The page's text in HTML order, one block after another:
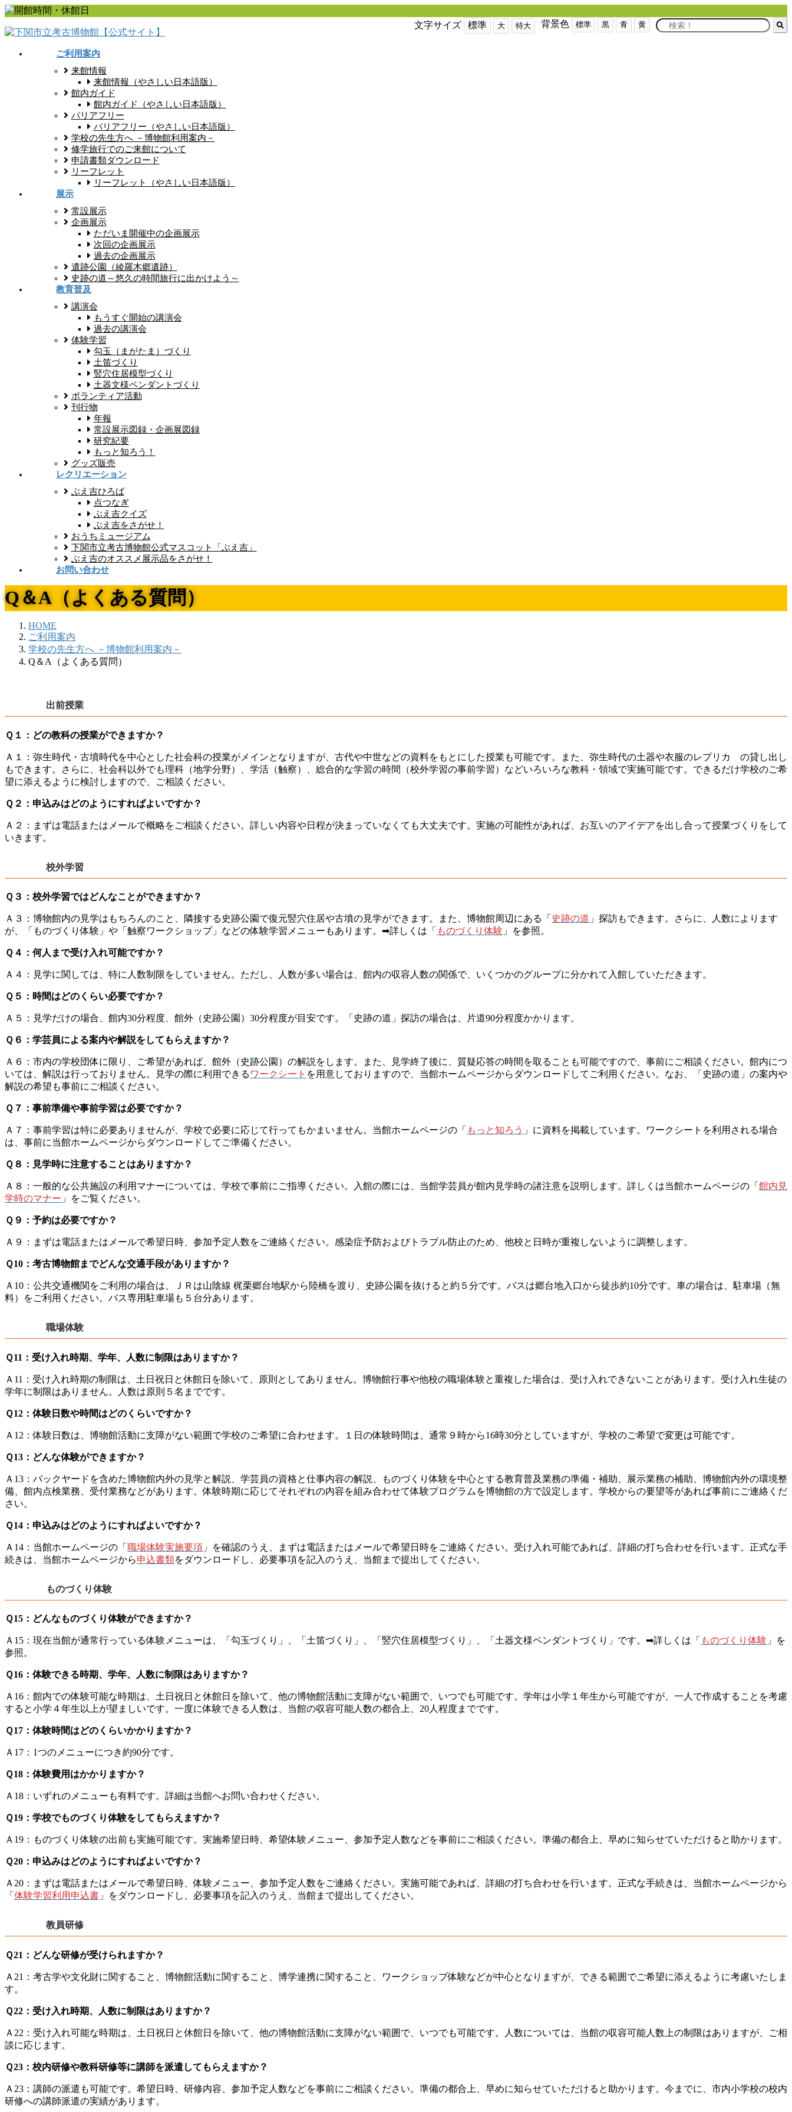
コ
テ
ナ
ゲ
背景色 標準 黒 青 黄
文字サイズ 標準 大 特大
ご利用案内
来館情報
来館情報（やさしい日本語版）
館内ガイド
館内ガイド（やさしい日本語版）
バリアフリー
バリアフリー（やさしい日本語版）
学校の先生方へ －博物館利用案内－
修学旅行でのご来館について
申請書類ダウンロード
リーフレット
リーフレット（やさしい日本語版）
展示
常設展示
企画展示
ただいま開催中の企画展示
次回の企画展示
過去の企画展示
遺跡公園（綾羅木郷遺跡）
史跡の道～悠久の時間旅行に出かけよう～
教育普及
講演会
もうすぐ開始の講演会
過去の講演会
体験学習
勾玉（まがたま）づくり
土笛づくり
竪穴住居模型づくり
土器文様ペンダントづくり
ボランティア活動
刊行物
年報
常設展示図録・企画展図録
研究紀要
もっと知ろう！
グッズ販売
レクリエーション
ぶえ吉ひろば
点つなぎ
ぶえ吉クイズ
ぶえ吉をさがせ！
おうちミュージアム
下関市立考古博物館公式マスコット「ぶえ吉」
ぶえ吉のオススメ展示品をさがせ！
お問い合わせ
Q＆A（よくある質問）
HOME
ご利用案内
学校の先生方へ －博物館利用案内－
Q＆A（よくある質問）
出前授業
Ｑ１：どの教科の授業ができますか？
Ａ１：弥生時代・古墳時代を中心とした社会科の授業がメインとなりますが、古代や中世などの資料をもとにした授業も可能です。また、弥生時代の土器や衣服のレプリカ の貸し出し
もできます。さらに、社会科以外でも理科（地学分野）、学活（触察）、総合的な学習の時間（校外学習の事前学習）などいろいろな教科・領域で実施可能です。できるだけ学校のご希
望に添えるように検討しますので、ご相談ください。
Ｑ２：申込みはどのようにすればよいですか？
Ａ２：まずは電話またはメールで概略をご相談ください。詳しい内容や日程が決まっていなくても大丈夫です。実施の可能性があれば、お互いのアイデアを出し合って授業づくりをして
いきます。
校外学習
Ｑ３：校外学習ではどんなことができますか？
Ａ３：博物館内の見学はもちろんのこと、隣接する史跡公園で復元竪穴住居や古墳の見学ができます。また、博物館周辺にある「 史跡の道 」探訪もできます。さらに、人数によります
が、「ものづくり体験」や「触察ワークショップ」などの体験学習メニューもあります。➡詳しくは「 ものづくり体験 」を参照。
Ｑ４：何人まで受け入れ可能ですか？
Ａ４：見学に関しては、特に人数制限をしていません。ただし、人数が多い場合は、館内の収容人数の関係で、いくつかのグループに分かれて入館していただきます。
Ｑ５：時間はどのくらい必要ですか？
Ａ５：見学だけの場合、館内30分程度、館外（史跡公園）30分程度が目安です。「史跡の道」探訪の場合は、片道90分程度かかります。
Ｑ６：学芸員による案内や解説をしてもらえますか？
Ａ６：市内の学校団体に限り、ご希望があれば、館外（史跡公園）の解説をします。また、見学終了後に、質疑応答の時間を取ることも可能ですので、事前にご相談ください。館内につ
いては、解説は行っておりません。見学の際に利用できる ワークシート を用意しておりますので、当館ホームページからダウンロードしてご利用ください。なお、「史跡の道」の案内や
解説の希望も事前にご相談ください。
Ｑ７：事前準備や事前学習は必要ですか？
Ａ７：事前学習は特に必要ありませんが、学校で必要に応じて行ってもかまいません。当館ホームページの「 もっと知ろう 」に資料を掲載しています。ワークシートを利用される場合
は、事前に当館ホームページからダウンロードしてご準備ください。
Ｑ８：見学時に注意することはありますか？
Ａ８：一般的な公共施設の利用マナーについては、学校で事前にご指導ください。入館の際には、当館学芸員が館内見学時の諸注意を説明します。詳しくは当館ホームページの「 館内見
学時のマナー 」をご覧ください。
Ｑ９：予約は必要ですか？
Ａ９：まずは電話またはメールで希望日時、参加予定人数をご連絡ください。感染症予防およびトラブル防止のため、他校と日時が重複しないように調整します。
Ｑ10：考古博物館までどんな交通手段がありますか？
Ａ10：公共交通機関をご利用の場合は、ＪＲは山陰線 梶栗郷台地駅から陸橋を渡り、史跡公園を抜けると約５分です。バスは郷台地入口から徒歩約10分です。車の場合は、駐車場（無
料）をご利用ください。バス専用駐車場も５台分あります。
職場体験
Ｑ11：受け入れ時期、学年、人数に制限はありますか？
Ａ11：受け入れ時期の制限は、土日祝日と休館日を除いて、原則としてありません。博物館行事や他校の職場体験と重複した場合は、受け入れできないことがあります。受け入れ生徒の
学年に制限はありません。人数は原則５名までです。
Ｑ12：体験日数や時間はどのくらいですか？
Ａ12：体験日数は、博物館活動に支障がない範囲で学校のご希望に合わせます。１日の体験時間は、通常９時から16時30分としていますが、学校のご希望で変更は可能です。
Ｑ13：どんな体験ができますか？
Ａ13：バックヤードを含めた博物館内外の見学と解説、学芸員の資格と仕事内容の解説、ものづくり体験を中心とする教育普及業務の準備・補助、展示業務の補助、博物館内外の環境整
備、館内点検業務、受付業務などがあります。体験時期に応じてそれぞれの内容を組み合わせて体験プログラムを博物館の方で設定します。学校からの要望等があれば事前にご連絡くだ
さい。
Ｑ14：申込みはどのようにすればよいですか？
Ａ14：当館ホームページの「 職場体験実施要項 」を確認のうえ、まずは電話またはメールで希望日時をご連絡ください。受け入れ可能であれば、詳細の打ち合わせを行います。正式な手
続きは、当館ホームページから申込書類をダウンロードし、必要事項を記入のうえ、当館まで提出してください。
ものづくり体験
Ｑ15：どんなものづくり体験ができますか？
Ａ15：現在当館が通常行っている体験メニューは、「勾玉づくり」、「土笛づくり」、「竪穴住居模型づくり」、「土器文様ペンダントづくり」です。➡詳しくは「 ものづくり体験 」を
参照。
Ｑ16：体験できる時期、学年、人数に制限はありますか？
Ａ16：館内での体験可能な時期は、土日祝日と休館日を除いて、他の博物館活動に支障がない範囲で、いつでも可能です。学年は小学１年生から可能ですが、一人で作成することを考慮
すると小学４年生以上が望ましいです。一度に体験できる人数は、当館の収容可能人数の都合上、20人程度までです。
Ｑ17：体験時間はどのくらいかかりますか？
Ａ17：1つのメニューにつき約90分です。
Ｑ18：体験費用はかかりますか？
Ａ18：いずれのメニューも有料です。詳細は当館へお問い合わせください。
Ｑ19：学校でものづくり体験をしてもらえますか？
Ａ19：ものづくり体験の出前も実施可能です。実施希望日時、希望体験メニュー、参加予定人数などを事前にご相談ください。準備の都合上、早めに知らせていただけると助かります。
Ｑ20：申込みはどのようにすればよいですか？
Ａ20：まずは電話またはメールで希望日時、体験メニュー、参加予定人数をご連絡ください。実施可能であれば、詳細の打ち合わせを行います。正式な手続きは、当館ホームページから
「 体験学習利用申込書 」をダウンロードし、必要事項を記入のうえ、当館まで提出してください。
教員研修
Ｑ21：どんな研修が受けられますか？
Ａ21：考古学や文化財に関すること、博物館活動に関すること、博学連携に関すること、ワークショップ体験などが中心となりますが、できる範囲でご希望に添えるように考慮いたしま
す。
Ｑ22：受け入れ時期、人数に制限はありますか？
Ａ22：受け入れ可能な時期は、土日祝日と休館日を除いて、他の博物館活動に支障がない範囲で、いつでも可能です。人数については、当館の収容可能人数上の制限はありますが、ご相
談に応じます。
Ｑ23：校内研修や教科研修等に講師を派遣してもらえますか？
Ａ23：講師の派遣も可能です。希望日時、研修内容、参加予定人数などを事前にご相談ください。準備の都合上、早めに知らせていただけると助かります。今までに、市内小学校の校内
研修への講師派遣の実績があります。